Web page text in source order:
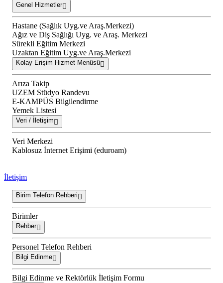
Genel Hizmetler
Hastane (Sağlık Uyg.ve Araş.Merkezi)
Ağız ve Diş Sağlığı Uyg. ve Araş. Merkezi
Sürekli Eğitim Merkezi
Uzaktan Eğitim Uyg.ve Araş.Merkezi
Kolay Erişim Hizmet Menüsü
Arıza Takip
UZEM Stüdyo Randevu
E-KAMPÜS Bilgilendirme
Yemek Listesi
Veri / İletişim
Veri Merkezi
Kablosuz İnternet Erişimi (eduroam)
İletişim
Birim Telefon Rehberi
Birimler
Rehber
Personel Telefon Rehberi
Bilgi Edinme
Bilgi Edinme ve Rektörlük İletişim Formu